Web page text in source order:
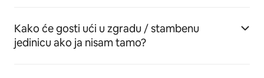
Kako će gosti ući u zgradu / stambenu
jedinicu ako ja nisam tamo?